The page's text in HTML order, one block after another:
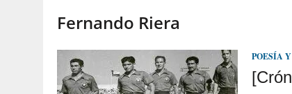
Fernando Riera
POESÍA